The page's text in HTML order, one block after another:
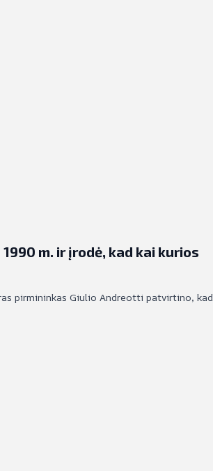
m. ir įrodė, kad kai kurios
pirmininkas Giulio Andreotti patvirtino, kad